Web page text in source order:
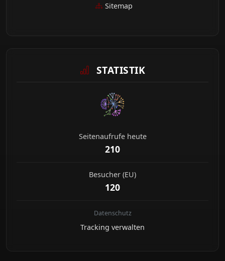
Sitemap
STATISTIK
Seitenaufrufe heute
210
Besucher (EU)
120
Datenschutz
Tracking verwalten